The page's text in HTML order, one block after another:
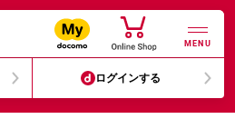
MENU
ログインする